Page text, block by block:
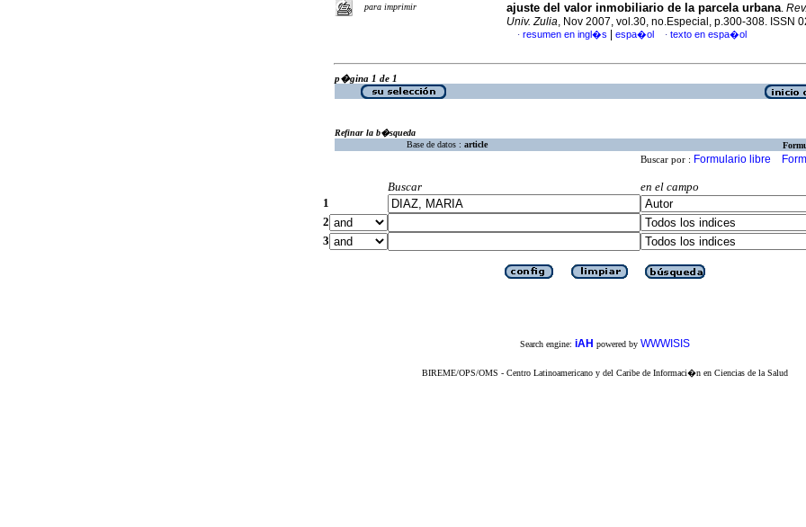
para imprimir
ajuste del valor inmobiliario de la parcela urbana.
Univ. Zulia, Nov 2007, vol.30, no.Especial, p.300-308. ISSN
· resumen en ingl�s espa�ol · texto en espa�ol
p�gina 1 de 1
Refinar la b�squeda
Base de datos : article
Buscar por : Formulario libre
Buscar
en el campo
1
2
3
Search engine: iAH powered by WWWISIS
BIREME/OPS/OMS - Centro Latinoamericano y del Caribe de Informaci�n en Ciencias de la Salud